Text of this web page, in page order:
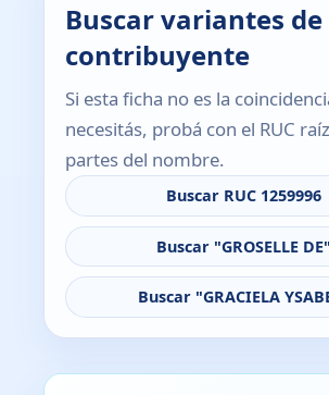
Buscar variantes de
contribuyente
Si esta ficha no es la
necesitás, probá con el RUC
partes del nombre.
Buscar RUC 1259996
Buscar "GROSELLE DE"
Buscar "GRACIELA